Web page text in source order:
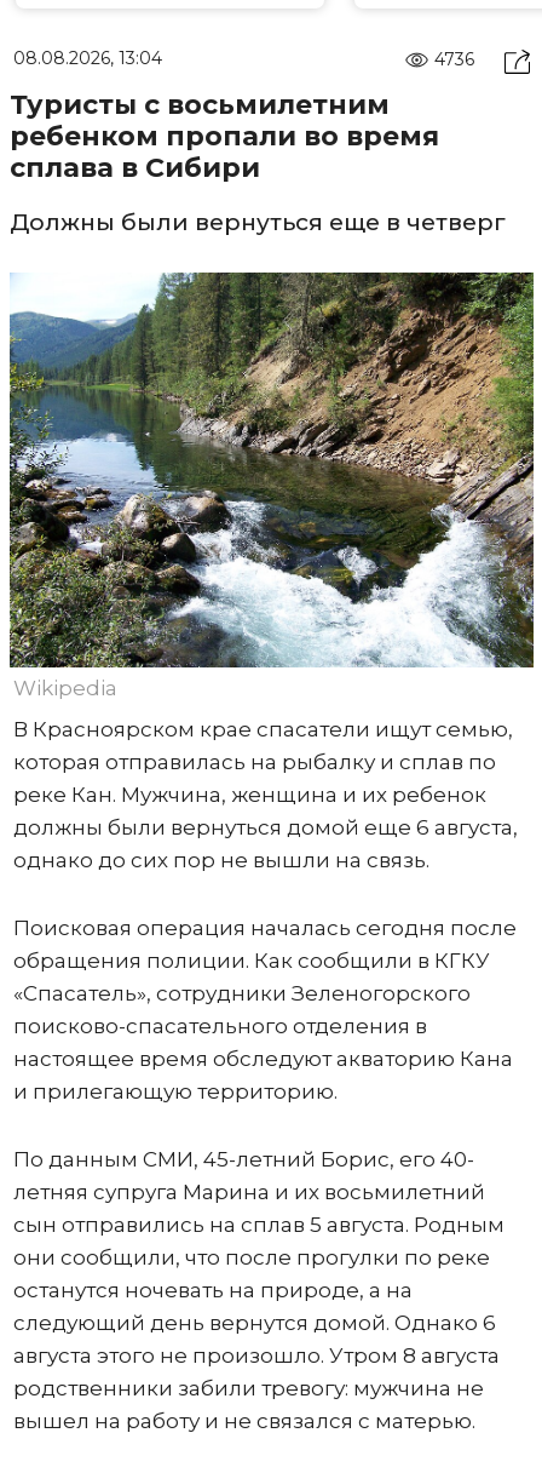
08.08.2026, 13:04 4736
Туристы с восьмилетним
ребенком пропали во время
сплава в Сибири
Должны были вернуться еще в четверг
Wikipedia
В Красноярском крае спасатели ищут семью,
которая отправилась на рыбалку и сплав по
реке Кан. Мужчина, женщина и их ребенок
должны были вернуться домой еще 6 августа,
однако до сих пор не вышли на связь.
Поисковая операция началась сегодня после
обращения полиции. Как сообщили в КГКУ
«Спасатель», сотрудники Зеленогорского
поисково-спасательного отделения в
настоящее время обследуют акваторию Кана
и прилегающую территорию.
По данным СМИ, 45-летний Борис, его 40-
летняя супруга Марина и их восьмилетний
сын отправились на сплав 5 августа. Родным
они сообщили, что после прогулки по реке
останутся ночевать на природе, а на
следующий день вернутся домой. Однако 6
августа этого не произошло. Утром 8 августа
родственники забили тревогу: мужчина не
вышел на работу и не связался с матерью.